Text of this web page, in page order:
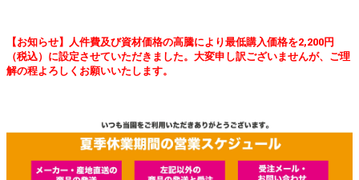
【お知らせ】人件費及び資材価格の高騰により最低購入価格を2,200円
（税込）に設定させていただきました。大変申し訳ございませんが、ご理
解の程よろしくお願いいたします。